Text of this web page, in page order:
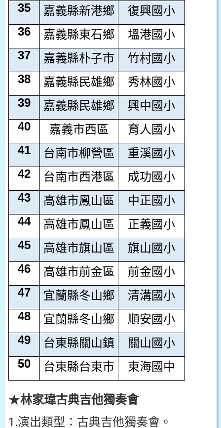
35
嘉義縣新港鄉
復興國小
36
嘉義縣東石鄉
塭港國小
37
嘉義縣朴子市
竹村國小
38
嘉義縣民雄鄉
秀林國小
39
嘉義縣民雄鄉
興中國小
40
嘉義市西區
育人國小
41
台南市柳營區
重溪國小
42
台南市西港區
成功國小
43
高雄市鳳山區
中正國小
44
高雄市鳳山區
正義國小
45
高雄市旗山區
旗山國小
46
高雄市前金區
前金國小
47
宜蘭縣冬山鄉
清溝國小
48
宜蘭縣冬山鄉
順安國小
49
台東縣關山鎮
關山國小
50
台東縣台東市 東海國中
★林家瑋古典吉他獨奏會
1.演出類型：古典吉他獨奏會。